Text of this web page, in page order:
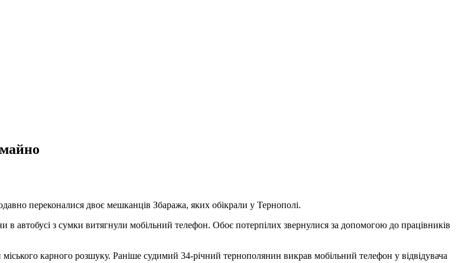
переконалися двоє мешканців Збаража, яких обікрали у Тернополі.
в автобусі з сумки витягнули мобільний телефон. Обоє потерпілих звернулися за допомогою до працівників
карного розшуку. Раніше судимий 34-річний тернополянин викрав мобільний телефон у відвідувача